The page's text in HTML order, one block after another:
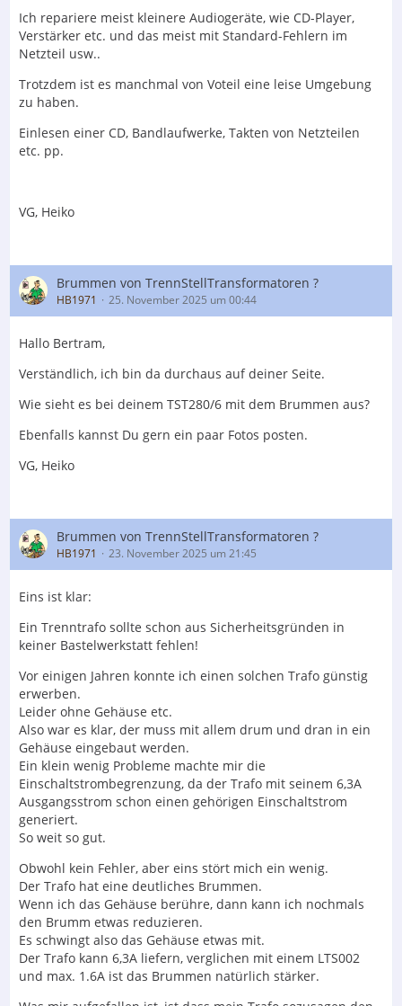
Ich repariere meist kleinere Audiogeräte, wie CD-Player,
Verstärker etc. und das meist mit Standard-Fehlern im
Netzteil usw..
Trotzdem ist es manchmal von Voteil eine leise Umgebung
zu haben.
Einlesen einer CD, Bandlaufwerke, Takten von Netzteilen
etc. pp.
VG, Heiko
Brummen von TrennStellTransformatoren ?
HB1971 25. November 2025 um 00:44
Hallo Bertram,
Verständlich, ich bin da durchaus auf deiner Seite.
Wie sieht es bei deinem TST280/6 mit dem Brummen aus?
Ebenfalls kannst Du gern ein paar Fotos posten.
VG, Heiko
Brummen von TrennStellTransformatoren ?
HB1971 23. November 2025 um 21:45
Eins ist klar:
Ein Trenntrafo sollte schon aus Sicherheitsgründen in
keiner Bastelwerkstatt fehlen!
Vor einigen Jahren konnte ich einen solchen Trafo günstig
erwerben.
Leider ohne Gehäuse etc.
Also war es klar, der muss mit allem drum und dran in ein
Gehäuse eingebaut werden.
Ein klein wenig Probleme machte mir die
Einschaltstrombegrenzung, da der Trafo mit seinem 6,3A
Ausgangsstrom schon einen gehörigen Einschaltstrom
generiert.
So weit so gut.
Obwohl kein Fehler, aber eins stört mich ein wenig.
Der Trafo hat eine deutliches Brummen.
Wenn ich das Gehäuse berühre, dann kann ich nochmals
den Brumm etwas reduzieren.
Es schwingt also das Gehäuse etwas mit.
Der Trafo kann 6,3A liefern, verglichen mit einem LTS002
und max. 1.6A ist das Brummen natürlich stärker.